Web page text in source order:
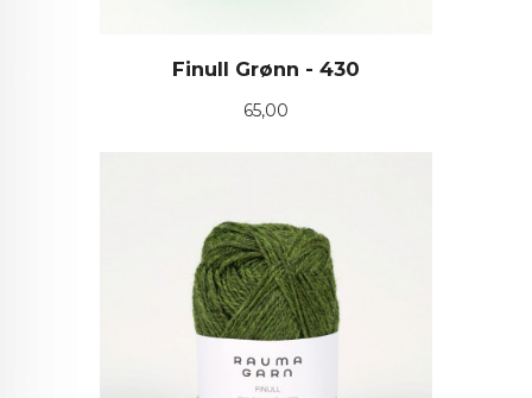
Finull Grønn - 430
Pris
65,00